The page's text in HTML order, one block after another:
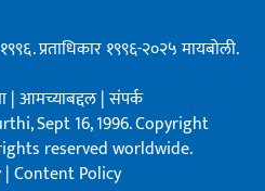
प्रताधिकार १९९६-२०२५ मायबोली.
|आमच्याबद्दल|संपर्क
Sept 16, 1996. Copyright
reserved worldwide.
|Content Policy